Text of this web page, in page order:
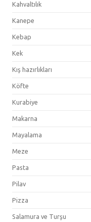
Kahvaltılık
Kanepe
Kebap
Kek
Kış hazırlıkları
Köfte
Kurabiye
Makarna
Mayalama
Meze
Pasta
Pilav
Pizza
Salamura ve Turşu